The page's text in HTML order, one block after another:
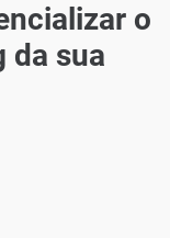
o
da sua